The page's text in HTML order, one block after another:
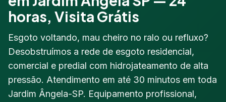
horas, Visita Grátis
Esgoto voltando, mau cheiro no ralo ou refluxo?
Desobstruímos a rede de esgoto residencial,
comercial e predial com hidrojateamento de alta
pressão. Atendimento em até 30 minutos em toda
Jardim Ângela-SP. Equipamento profissional,